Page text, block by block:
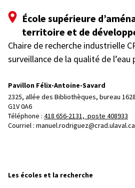
École supérieure
territoire et de
Chaire de recherche industrielle
surveillance de la qualité de l’eau
Pavillon Félix-Antoine-Savard
2325, allée des Bibliothèques, bureau
G1V 0A6
Téléphone : 418 656-2131, poste 408933
Courriel : manuel.rodriguez@crad.ulaval.ca
Les écoles et la recherche